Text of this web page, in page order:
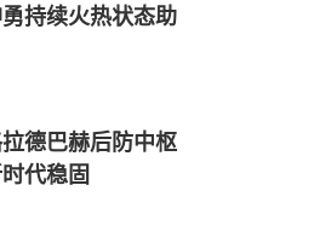
持续火热状态助
德巴赫后防中枢
代稳固